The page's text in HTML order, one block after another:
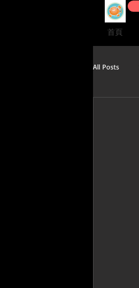
首頁
All Posts